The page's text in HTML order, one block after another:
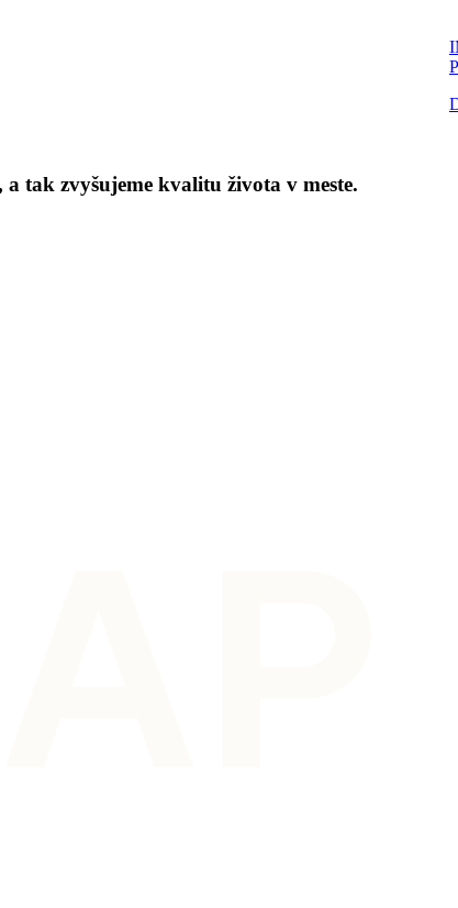
tak zvyšujeme kvalitu života v meste.